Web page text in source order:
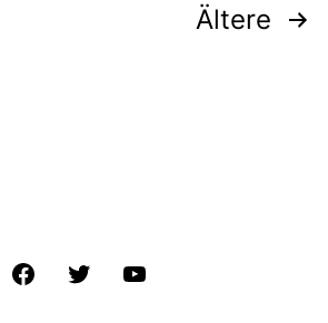
Ältere
FacebookTwitter